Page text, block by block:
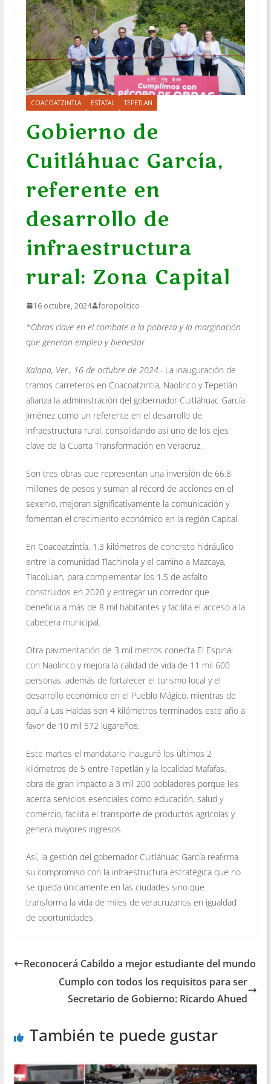
COACOATZINTLA ESTATAL TEPETLAN
Gobierno de
Cuitláhuac García,
referente en
desarrollo de
infraestructura
rural: Zona Capital
16 octubre, 2024 foropolitico
*Obras clave en el combate a la pobreza y la marginación
que generan empleo y bienestar
Xalapa, Ver., 16 de octubre de 2024.-La inauguración de
tramos carreteros en Coacoatzintla, Naolinco y Tepetlán
afianza la administración del gobernador Cuitláhuac García
Jiménez como un referente en el desarrollo de
infraestructura rural, consolidando así uno de los ejes
clave de la Cuarta Transformación en Veracruz.
Son tres obras que representan una inversión de 66.8
millones de pesos y suman al récord de acciones en el
sexenio, mejoran significativamente la comunicación y
fomentan el crecimiento económico en la región Capital.
En Coacoatzintla, 1.3 kilómetros de concreto hidráulico
entre la comunidad Tlachinola y el camino a Mazcaya,
Tlacolulan, para complementar los 1.5 de asfalto
construidos en 2020 y entregar un corredor que
beneficia a más de 8 mil habitantes y facilita el acceso a la
cabecera municipal.
Otra pavimentación de 3 mil metros conecta El Espinal
con Naolinco y mejora la calidad de vida de 11 mil 600
personas, además de fortalecer el turismo local y el
desarrollo económico en el Pueblo Mágico, mientras de
aquí a Las Haldas son 4 kilómetros terminados este año a
favor de 10 mil 572 lugareños.
Este martes el mandatario inauguró los últimos 2
kilómetros de 5 entre Tepetlán y la localidad Mafafas,
obra de gran impacto a 3 mil 200 pobladores porque les
acerca servicios esenciales como educación, salud y
comercio, facilita el transporte de productos agrícolas y
genera mayores ingresos.
Así, la gestión del gobernador Cuitláhuac García reafirma
su compromiso con la infraestructura estratégica que no
se queda únicamente en las ciudades sino que
transforma la vida de miles de veracruzanos en igualdad
de oportunidades.
Reconocerá Cabildo a mejor estudiante del mundo
Cumplo con todos los requisitos para ser
Secretario de Gobierno: Ricardo Ahued
También te puede gustar